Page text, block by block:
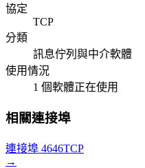
協定
TCP
分類
訊息佇列與中介軟體
使用情況
1 個軟體正在使用
相關連接埠
連接埠 4646TCP
→